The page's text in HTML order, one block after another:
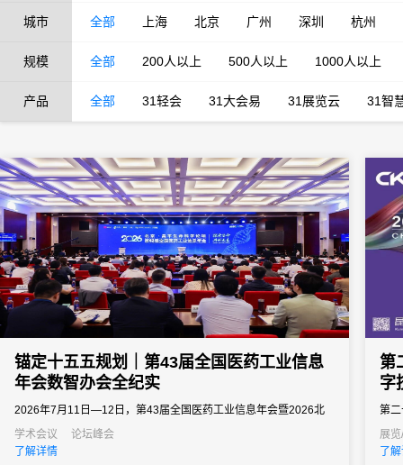
城市 全部 上海 北京 广州 深圳 杭州
规模 全部 200人以上 500人以上 1000人以上
产品 全部 31轻会 31大会易 31展览云 31智
锚定十五五规划｜第43届全国医药工业信息
年会数智办会全纪实
2026年7月11日—12日，第43届全国医药工业信息年会暨2026北
京・昌平生命科学论坛落地北京昌平石油科技交流中心。大会由北
京市经信局、北京市药监局、昌平区政府等多部门联合主办，中国
学术会议
论坛峰会
了解详情
第
字
第
展
了